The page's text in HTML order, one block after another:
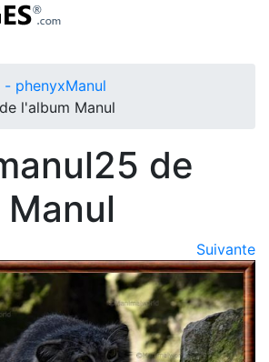
- phenyxManul
l'album Manul
de
Suivante